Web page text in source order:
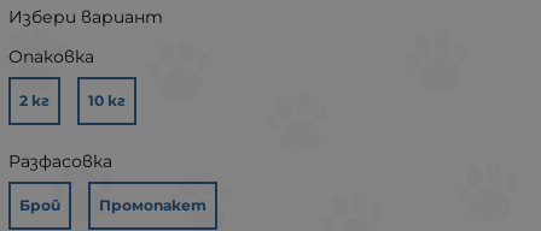
Избери вариант
Опаковка
2 кг 10 кг
Разфасовка
Брой Промопакет